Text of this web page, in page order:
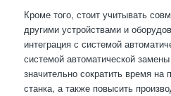
Кроме того, стоит учитывать
другими устройствами и
интеграция с системой
системой автоматической
значительно сократить время на
станка, а также повысить